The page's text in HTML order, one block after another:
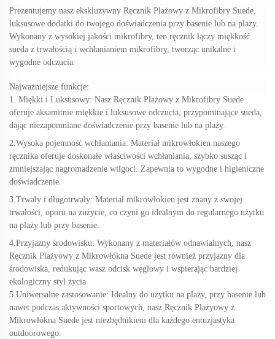
Prezentujemy nasz ekskluzywny Ręcznik Plażowy z Mikrofibry Suede,
luksusowe dodatki do twojego doświadczenia przy basenie lub na plaży.
Wykonany z wysokiej jakości mikrofibry, ten ręcznik łączy miękkość
sueda z trwałością i wchłanianiem mikrofibry, tworząc unikalne i
wygodne odczucia.
Najważniejsze funkcje:
1. Miękki i Luksusowy: Nasz Ręcznik Plażowy z Mikrofibry Suede
oferuje aksamitnie miękkie i luksusowe odczucia, przypominające sueda,
dając niezapomniane doświadczenie przy basenie lub na plaży.
2.Wysoka pojemność wchłaniania: Materiał mikrowłokien naszego
ręcznika oferuje doskonałe właściwości wchłaniania, szybko susząc i
zmniejszając nagromadzenie wilgoci. Zapewnia to wygodne i higieniczne
doświadczenie.
3.Trwały i długotrwały: Materiał mikrowłokien jest znany z swojej
trwałości, oporu na zużycie, co czyni go idealnym do regularnego użytku
na plaży lub przy basenie.
4.Przyjazny środowisku: Wykonany z materiałów odnawialnych, nasz
Ręcznik Plażyowy z Mikrowłókna Suede jest również przyjazny dla
środowiska, redukując wasz odcisk węglowy i wspierając bardziej
ekologiczny styl życia.
5.Uniwersalne zastosowanie: Idealny do użytku na plaży, przy basenie lub
nawet podczas aktywności sportowych, nasz Ręcznik Plażyowy z
Mikrowłókna Suede jest niezbędnikiem dla każdego entuzjastyka
outdoorowego.